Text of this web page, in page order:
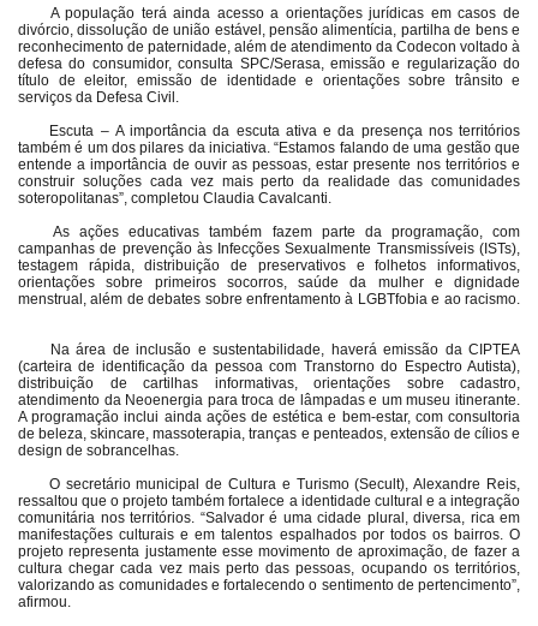
A população terá ainda acesso a orientações jurídicas em casos de
divórcio, dissolução de união estável, pensão alimentícia, partilha de bens e
reconhecimento de paternidade, além de atendimento da Codecon voltado à
defesa do consumidor, consulta SPC/Serasa, emissão e regularização do
título de eleitor, emissão de identidade e orientações sobre trânsito e
serviços da Defesa Civil.
Escuta – A importância da escuta ativa e da presença nos territórios
também é um dos pilares da iniciativa. “Estamos falando de uma gestão que
entende a importância de ouvir as pessoas, estar presente nos territórios e
construir soluções cada vez mais perto da realidade das comunidades
soteropolitanas”, completou Claudia Cavalcanti.
As ações educativas também fazem parte da programação, com
campanhas de prevenção às Infecções Sexualmente Transmissíveis (ISTs),
testagem rápida, distribuição de preservativos e folhetos informativos,
orientações sobre primeiros socorros, saúde da mulher e dignidade
menstrual, além de debates sobre enfrentamento à LGBTfobia e ao racismo.
Na área de inclusão e sustentabilidade, haverá emissão da CIPTEA
(carteira de identificação da pessoa com Transtorno do Espectro Autista),
distribuição de cartilhas informativas, orientações sobre cadastro,
atendimento da Neoenergia para troca de lâmpadas e um museu itinerante.
A programação inclui ainda ações de estética e bem-estar, com consultoria
de beleza, skincare, massoterapia, tranças e penteados, extensão de cílios e
design de sobrancelhas.
O secretário municipal de Cultura e Turismo (Secult), Alexandre Reis,
ressaltou que o projeto também fortalece a identidade cultural e a integração
comunitária nos territórios. “Salvador é uma cidade plural, diversa, rica em
manifestações culturais e em talentos espalhados por todos os bairros. O
projeto representa justamente esse movimento de aproximação, de fazer a
cultura chegar cada vez mais perto das pessoas, ocupando os territórios,
valorizando as comunidades e fortalecendo o sentimento de pertencimento”,
afirmou.